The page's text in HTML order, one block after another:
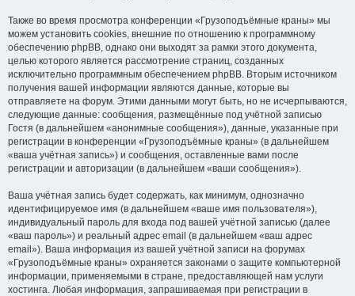
Также во время просмотра конференции «Грузоподъёмные краны» мы
можем установить cookies, внешние по отношению к программному
обеспечению phpBB, однако они выходят за рамки этого документа,
целью которого является рассмотрение страниц, созданных
исключительно программным обеспечением phpBB. Вторым источником
получения вашей информации являются данные, которые вы
отправляете на форум. Этими данными могут быть, но не исчерпываются,
следующие данные: сообщения, размещённые под учётной записью
Гостя (в дальнейшем «анонимные сообщения»), данные, указанные при
регистрации в конференции «Грузоподъёмные краны» (в дальнейшем
«ваша учётная запись») и сообщения, оставленные вами после
регистрации и авторизации (в дальнейшем «ваши сообщения»).
Ваша учётная запись будет содержать, как минимум, однозначно
идентифицируемое имя (в дальнейшем «ваше имя пользователя»),
индивидуальный пароль для входа под вашей учётной записью (далее
«ваш пароль») и реальный адрес email (в дальнейшем «ваш адрес
email»). Ваша информация из вашей учётной записи на форумах
«Грузоподъёмные краны» охраняется законами о защите компьютерной
информации, применяемыми в стране, предоставляющей нам услуги
хостинга. Любая информация, запрашиваемая при регистрации в